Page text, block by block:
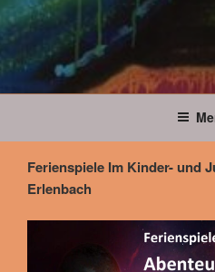
Ferienspiele Im Kinder- und
Erlenbach